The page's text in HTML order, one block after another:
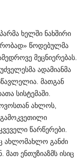
ხელში ნახშირი
წოდებულმა
მეცნიერებას.
ადამიანმა
მათგან
სისტემაში.
ახლოს,
წარწერები.
ახლომახლო განძი
ენთუზიაზმს ისიც